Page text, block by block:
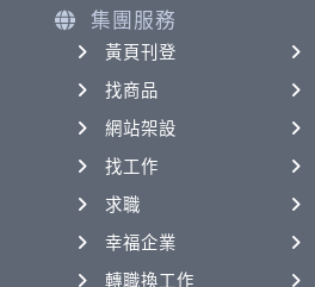
集團服務
黃頁刊登
找商品
網站架設
找工作
求職
幸福企業
轉職換工作